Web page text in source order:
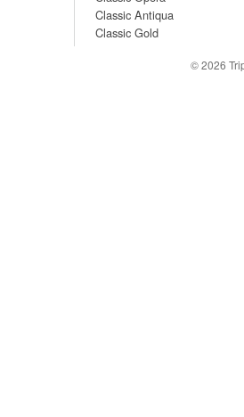
Classic Antiqua
Classic Gold
© 2026